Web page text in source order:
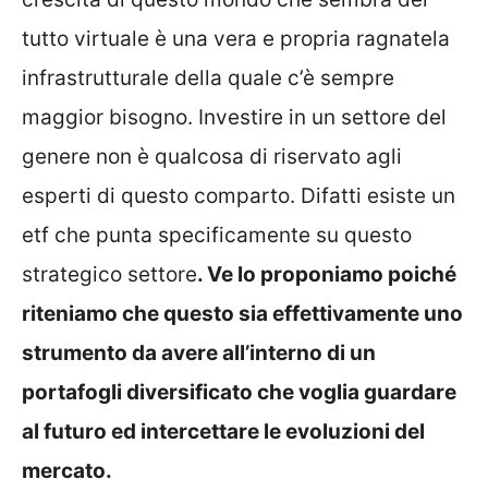
tutto virtuale è una vera e propria ragnatela
infrastrutturale della quale c’è sempre
maggior bisogno. Investire in un settore del
genere non è qualcosa di riservato agli
esperti di questo comparto. Difatti esiste un
etf che punta specificamente su questo
strategico settore. Ve lo proponiamo poiché
riteniamo che questo sia effettivamente uno
strumento da avere all’interno di un
portafogli diversificato che voglia guardare
al futuro ed intercettare le evoluzioni del
mercato.